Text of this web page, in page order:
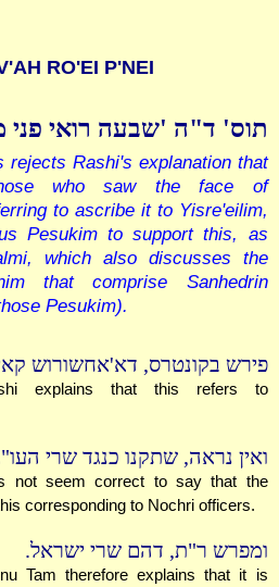
RO'EI P'NEI
תוס' ד"ה 'שבעה רואי פני
rejects Rashi's explanation that
who saw the face of
to ascribe it to Yisre'eilim,
Pesukim to support this, as
which also discusses the
that comprise Sanhedrin
Pesukim).
פירש בקונטרס, דא'אחשורוש
explains that this refers to
ואין נראה, שתקנו כנגד שרי
not seem correct to say that the
corresponding to Nochri officers.
ומפרש ר"ת, דהם שרי ישראל.
Tam therefore explains that it is